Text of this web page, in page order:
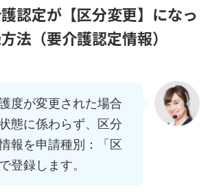
認定が【区分変更】になっ
法（要介護認定情報）
度が変更された場合
態に係わらず、区分
報を申請種別：「区
登録します。